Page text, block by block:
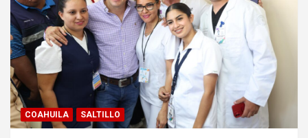
COAHUILA SALTILLO